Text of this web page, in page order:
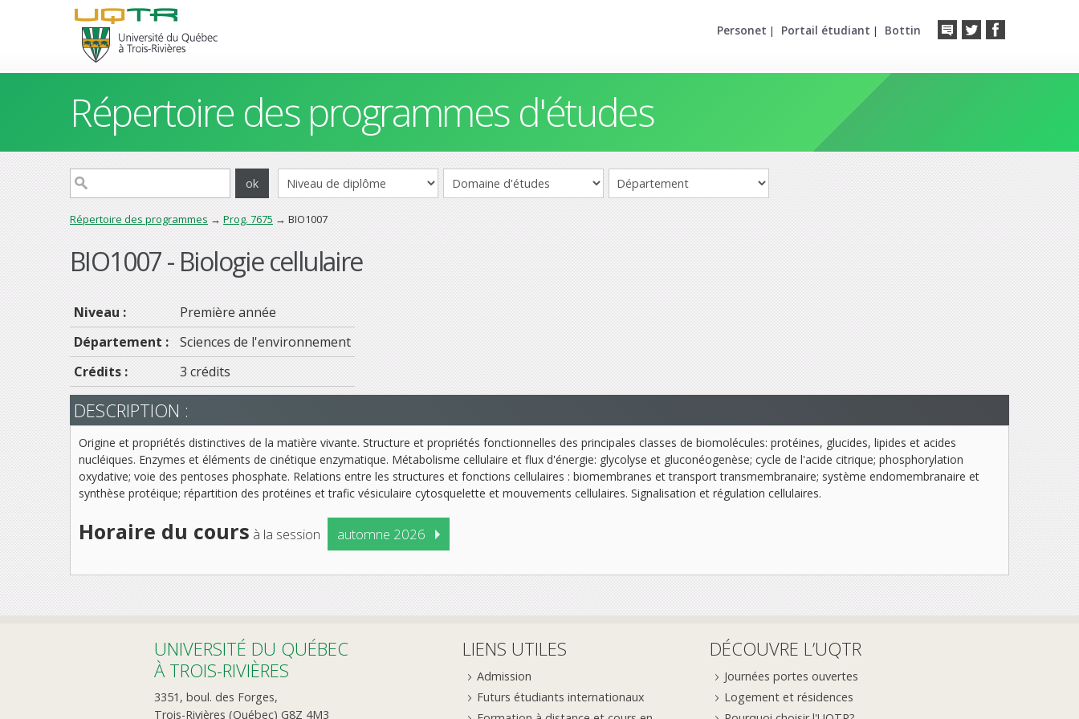
Personet | Portail étudiant | Bottin
Répertoire des programmes d'études
Répertoire des programmes → Prog. 7675 → BIO1007
BIO1007 - Biologie cellulaire
Niveau :
Première année
Département :
Sciences de l'environnement
Crédits :
3 crédits
DESCRIPTION :
Origine et propriétés distinctives de la matière vivante. Structure et propriétés fonctionnelles des principales classes de biomolécules: protéines, glucides, lipides et acides
nucléiques. Enzymes et éléments de cinétique enzymatique. Métabolisme cellulaire et flux d'énergie: glycolyse et gluconéogenèse; cycle de l'acide citrique; phosphorylation
oxydative; voie des pentoses phosphate. Relations entre les structures et fonctions cellulaires : biomembranes et transport transmembranaire; système endomembranaire et
synthèse protéique; répartition des protéines et trafic vésiculaire cytosquelette et mouvements cellulaires. Signalisation et régulation cellulaires.
Horaire du cours à la session automne 2026
UNIVERSITÉ DU QUÉBEC
À TROIS-RIVIÈRES
3351, boul. des Forges,
Trois-Rivières (Québec) G8Z 4M3
LIENS UTILES
Admission
Futurs étudiants internationaux
DÉCOUVRE L’UQTR
Journées portes ouvertes
Logement et résidences